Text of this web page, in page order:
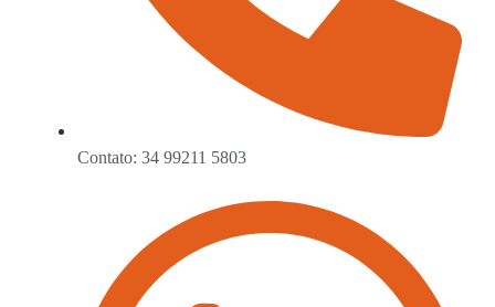
Contato: 34 99211 5803